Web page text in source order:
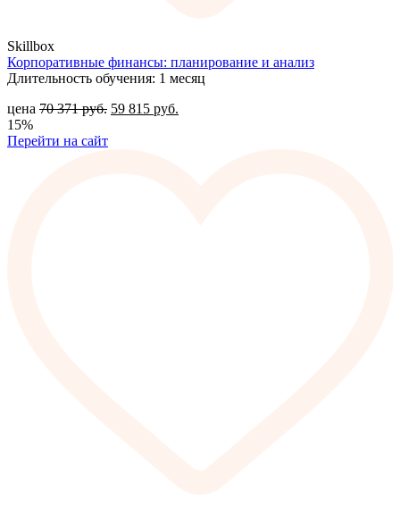
Skillbox
Корпоративные финансы: планирование и анализ
Длительность обучения: 1 месяц
цена 70 371руб. 59 815 руб.
15%
Перейти на сайт